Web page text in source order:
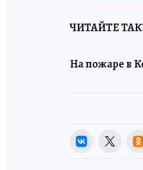
ЧИТАЙТЕ
На пожаре в